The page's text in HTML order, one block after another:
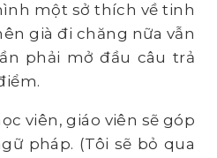
một sở thích về tinh
già đi chăng nữa vẫn
phải mở đầu câu trả
viên, giáo viên sẽ góp
pháp. (Tôi sẽ bỏ qua